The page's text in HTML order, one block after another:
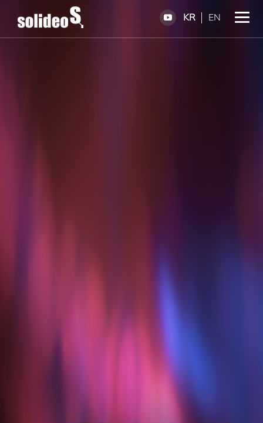
KR EN